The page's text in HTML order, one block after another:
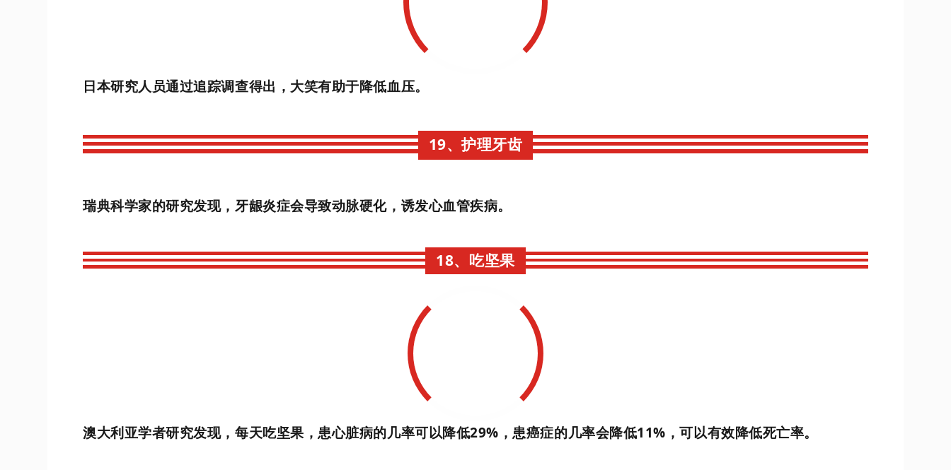
日本研究人员通过追踪调查得出，大笑有助于降低血压。
19、护理牙齿
瑞典科学家的研究发现，牙龈炎症会导致动脉硬化，诱发心血管疾病。
18、吃坚果
澳大利亚学者研究发现，每天吃坚果，患心脏病的几率可以降低29%，患癌症的几率会降低11%，可以有效降低死亡率。